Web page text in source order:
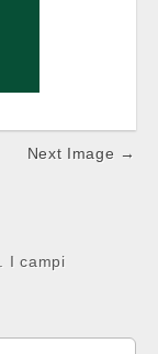
Next Image →
I campi